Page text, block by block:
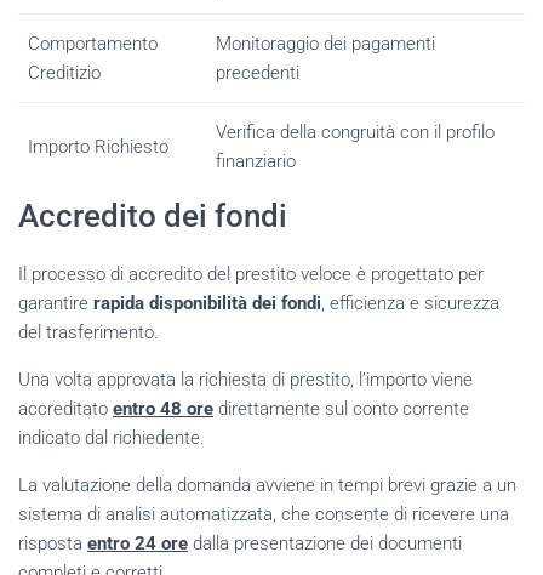
Comportamento
Creditizio
Monitoraggio dei pagamenti
precedenti
Importo Richiesto
Verifica della congruità con il profilo
finanziario
Accredito dei fondi
Il processo di accredito del prestito veloce è progettato per
garantire rapida disponibilità dei fondi, efficienza e sicurezza
del trasferimento.
Una volta approvata la richiesta di prestito, l’importo viene
accreditato entro 48 ore direttamente sul conto corrente
indicato dal richiedente.
La valutazione della domanda avviene in tempi brevi grazie a un
sistema di analisi automatizzata, che consente di ricevere una
risposta entro 24 ore dalla presentazione dei documenti